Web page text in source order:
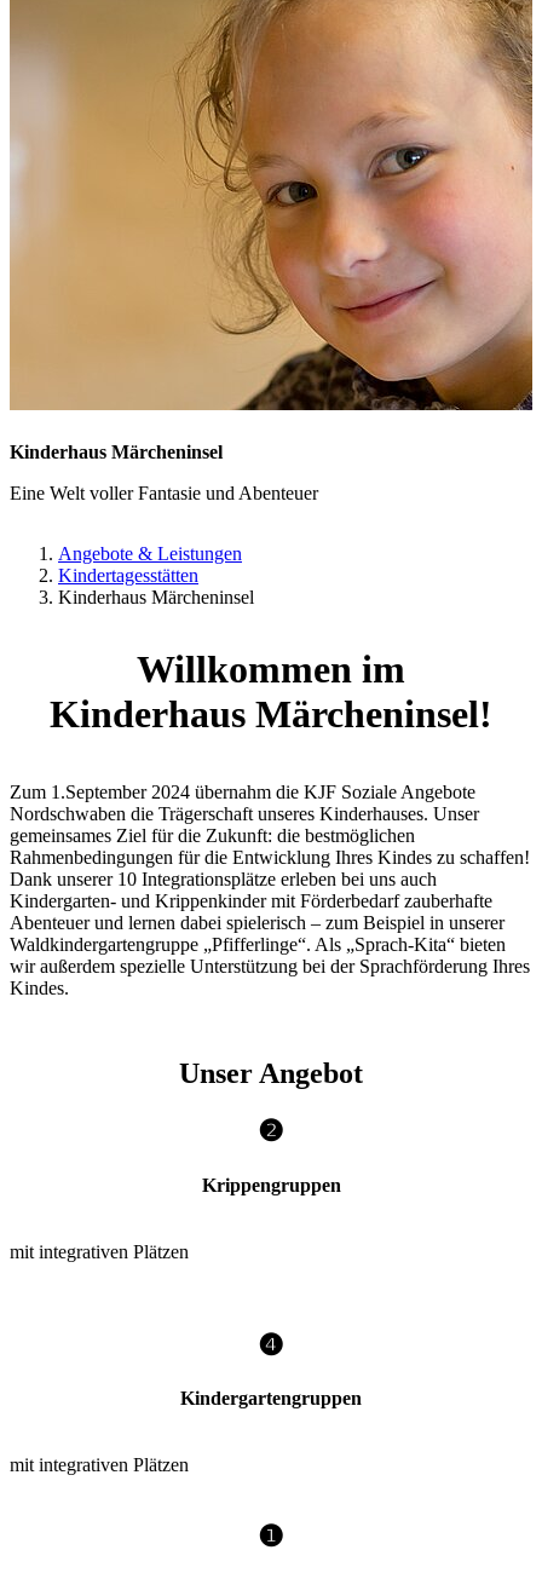
Kinderhaus Märcheninsel
Eine Welt voller Fantasie und Abenteuer
Angebote & Leistungen
Kindertagesstätten
Kinderhaus Märcheninsel
Willkommen im
Kinderhaus Märcheninsel!
Zum 1.September 2024 übernahm die KJF Soziale Angebote
Nordschwaben die Trägerschaft unseres Kinderhauses. Unser
gemeinsames Ziel für die Zukunft: die bestmöglichen
Rahmenbedingungen für die Entwicklung Ihres Kindes zu schaffen!
Dank unserer 10 Integrationsplätze erleben bei uns auch
Kindergarten- und Krippenkinder mit Förderbedarf zauberhafte
Abenteuer und lernen dabei spielerisch – zum Beispiel in unserer
Waldkindergartengruppe „Pfifferlinge“. Als „Sprach-Kita“ bieten
wir außerdem spezielle Unterstützung bei der Sprachförderung Ihres
Kindes.
Unser Angebot
❷
Krippengruppen
mit integrativen Plätzen
❹
Kindergartengruppen
mit integrativen Plätzen
❶